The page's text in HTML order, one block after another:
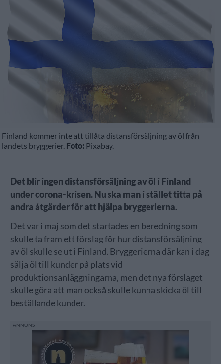
Finland kommer inte att tillåta distansförsäljning av öl från
landets bryggerier. Foto: Pixabay.
Det blir ingen distansförsäljning av öl i Finland
under corona-krisen. Nu ska man i stället titta på
andra åtgärder för att hjälpa bryggerierna.
Det var i maj som det startades en beredning som
skulle ta fram ett förslag för hur distansförsäljning
av öl skulle se ut i Finland. Bryggerierna där kan i dag
sälja öl till kunder på plats vid
produktionsanläggningarna, men det nya förslaget
skulle göra att man också skulle kunna skicka öl till
beställande kunder.